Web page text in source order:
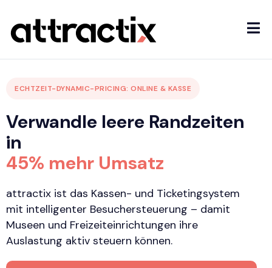
ECHTZEIT-DYNAMIC-PRICING: ONLINE & KASSE
Verwandle leere Randzeiten
in
45% mehr Umsatz
attractix ist das Kassen- und Ticketingsystem
mit intelligenter Besuchersteuerung – damit
Museen und Freizeiteinrichtungen ihre
Auslastung aktiv steuern können.